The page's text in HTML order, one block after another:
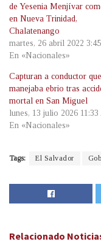
de Yesenia Menjívar
en Nueva Trinidad,
Chalatenango
martes, 26 abril 2022
En «Nacionales»
Capturan a conductor que
manejaba ebrio tras
mortal en San Miguel
lunes, 13 julio 2026
En «Nacionales»
Tags: El Salvador
Relacionado